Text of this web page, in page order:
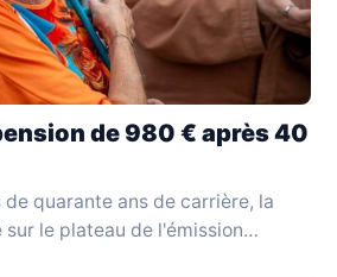
de 980 € après 40
quarante ans de carrière, la
le plateau de l'émission